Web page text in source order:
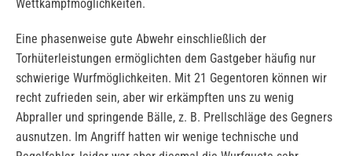
Wettkampfmöglichkeiten.
Eine phasenweise gute Abwehr einschließlich der
Torhüterleistungen ermöglichten dem Gastgeber häufig nur
schwierige Wurfmöglichkeiten. Mit 21 Gegentoren können wir
recht zufrieden sein, aber wir erkämpften uns zu wenig
Abpraller und springende Bälle, z. B. Prellschläge des Gegners
ausnutzen. Im Angriff hatten wir wenige technische und